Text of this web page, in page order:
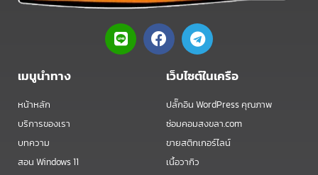
L
i
n
F
a
c
o
o
k
T
e
l
e
r
a
m
เมนูนำทาง
หน้าหลัก
บริการของเรา
บทความ
สอน Windows 11
เว็บไซต์ในเครือ
ปลั๊กอิน WordPress คุณภาพ
ซ่อมคอมสงขลา.com
ขายสติกเกอร์ไลน์
เนื้อวากิว